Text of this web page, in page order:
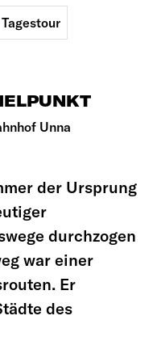
Tagestour
Unna
der Ursprung
durchzogen
war einer
Er
des